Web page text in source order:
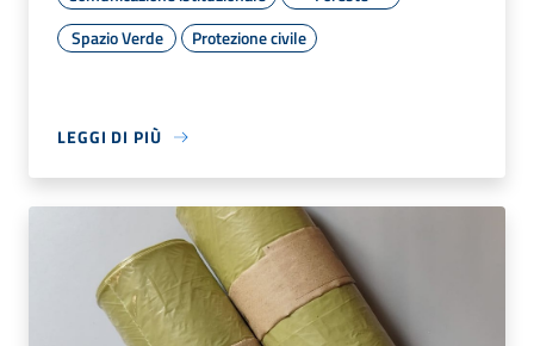
Spazio Verde
Protezione civile
LEGGI DI PIÙ